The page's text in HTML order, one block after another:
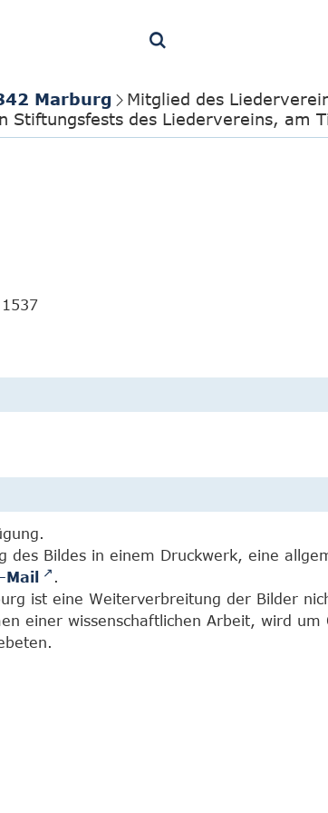
Marburg
Mitglied des
des Liedervereins, am
des Bildes in einem Druckwerk, eine
Mail
.
ist eine Weiterverbreitung der Bilder
einer wissenschaftlichen Arbeit, wird um